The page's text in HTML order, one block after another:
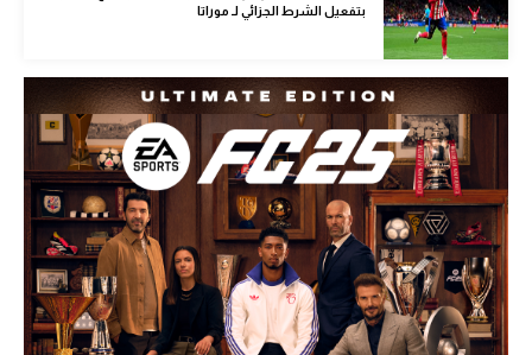
ميركاتو
تقرير في الجول
تحليل في الجول
حكايات في الجول
كويز في الجول
فيديو في الجول
بتفعيل الشرط الجزائي لـ موراتا